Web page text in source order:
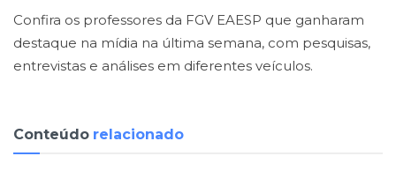
Confira os professores da FGV EAESP que ganharam
destaque na mídia na última semana, com pesquisas,
entrevistas e análises em diferentes veículos.
Conteúdo relacionado